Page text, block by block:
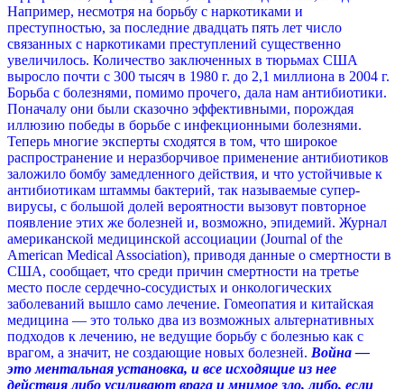
Например, несмотря на борьбу с наркотиками и
преступностью, за последние двадцать пять лет число
связанных с наркотиками преступлений существенно
увеличилось. Количество заключенных в тюрьмах США
выросло почти с 300 тысяч в 1980 г. до 2,1 миллиона в 2004 г.
Борьба с болезнями, помимо прочего, дала нам антибиотики.
Поначалу они были сказочно эффективными, порождая
иллюзию победы в борьбе с инфекционными болезнями.
Теперь многие эксперты сходятся в том, что широкое
распространение и неразборчивое применение антибиотиков
заложило бомбу замедленного действия, и что устойчивые к
антибиотикам штаммы бактерий, так называемые супер-
вирусы, с большой долей вероятности вызовут повторное
появление этих же болезней и, возможно, эпидемий. Журнал
американской медицинской ассоциации (Journal of the
American Medical Association), приводя данные о смертности в
США, сообщает, что среди причин смертности на третье
место после сердечно-сосудистых и онкологических
заболеваний вышло само лечение. Гомеопатия и китайская
медицина — это только два из возможных альтернативных
подходов к лечению, не ведущие борьбу с болезнью как с
врагом, а значит, не создающие новых болезней. Война —
это ментальная установка, и все исходящие из нее
действия либо усиливают врага и мнимое зло, либо, если